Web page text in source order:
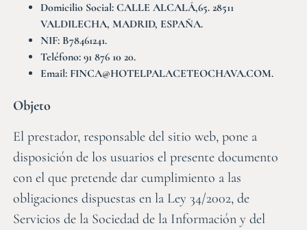
Domicilio Social: CALLE ALCALÁ,65. 28511
VALDILECHA, MADRID, ESPAÑA.
NIF: B78461241.
Teléfono: 91 876 10 20.
Email: FINCA@HOTELPALACETEOCHAVA.COM.
Objeto
El prestador, responsable del sitio web, pone a
disposición de los usuarios el presente documento
con el que pretende dar cumplimiento a las
obligaciones dispuestas en la Ley 34/2002, de
Servicios de la Sociedad de la Información y del